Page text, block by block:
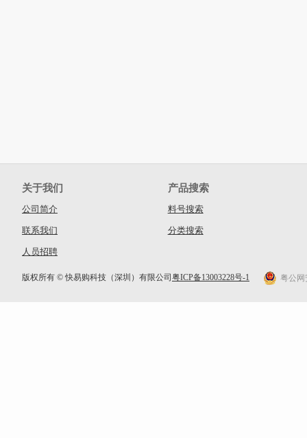
关于我们
公司简介
联系我们
人员招聘
产品搜索
料号搜索
分类搜索
版权所有 © 快易购科技（深圳）有限公司 粤ICP备13003228号-1 粤公网